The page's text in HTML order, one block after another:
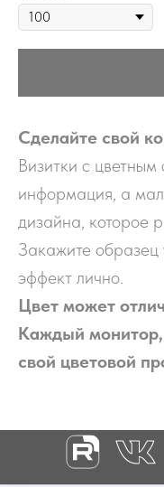
Сделайте свой
Визитки с
информация, а
дизайна, которое
Закажите образец
эффект лично.
Цвет может
Каждый
свой цветовой